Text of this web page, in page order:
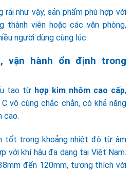
như vậy, sản phẩm phù hợp với
thành viên hoặc các văn phòng,
người dùng cùng lúc.
vận hành ổn định trong
tạo từ hợp kim nhôm cao cấp,
vô cùng chắc chắn, có khả năng
cao.
tốt trong khoảng nhiệt độ từ âm
với khí hậu đa dạng tại Việt Nam.
đến 120mm, tương thích với